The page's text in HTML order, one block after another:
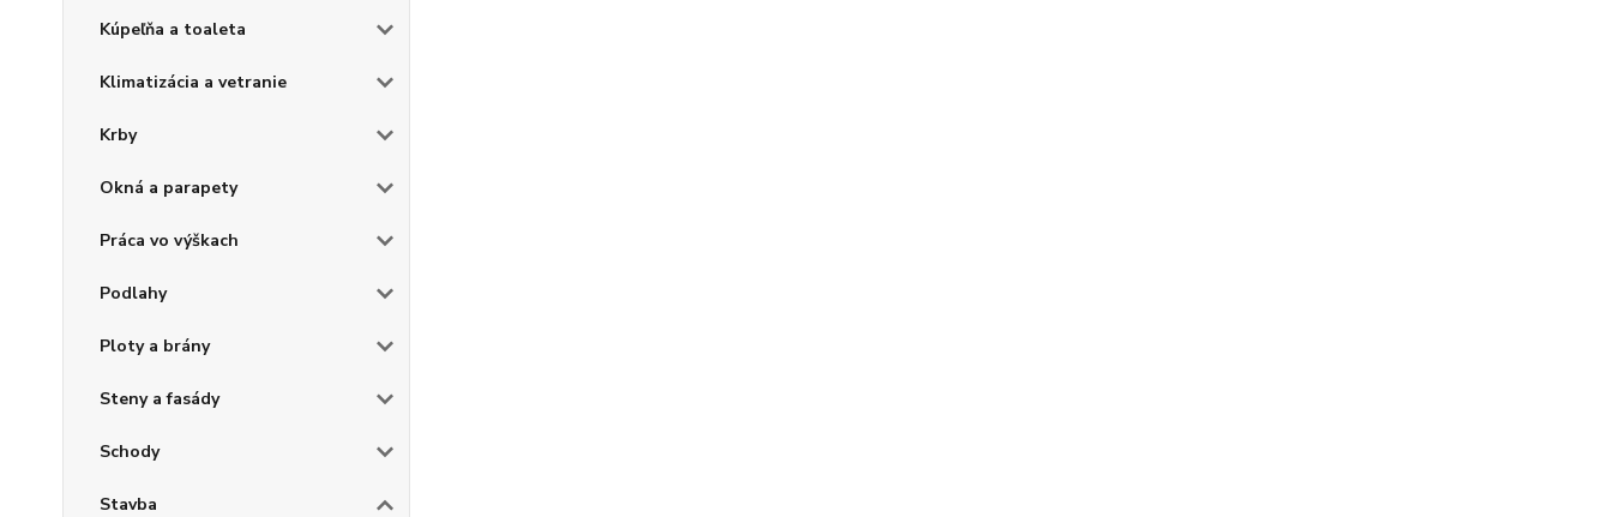
Kúpeľňa a toaleta
Klimatizácia a vetranie
Krby
Okná a parapety
Práca vo výškach
Podlahy
Ploty a brány
Steny a fasády
Schody
Stavba